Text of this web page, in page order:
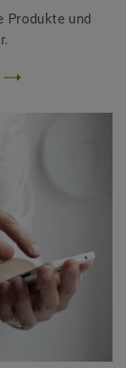
Produkte und